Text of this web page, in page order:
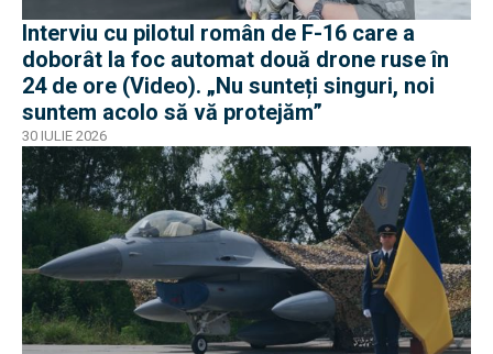
Interviu cu pilotul român de F-16 care a
doborât la foc automat două drone ruse în
24 de ore (Video). „Nu sunteți singuri, noi
suntem acolo să vă protejăm”
30 IULIE 2026